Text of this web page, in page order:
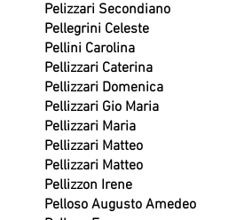
Pelizzari Secondiano
Pellegrini Celeste
Pellini Carolina
Pellizzari Caterina
Pellizzari Domenica
Pellizzari Gio Maria
Pellizzari Maria
Pellizzari Matteo
Pellizzari Matteo
Pellizzon Irene
Pelloso Augusto Amedeo